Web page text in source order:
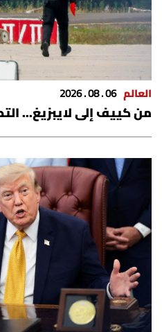
العالم 06 . 08 . 2026
من كييف إلى لايبزيغ...